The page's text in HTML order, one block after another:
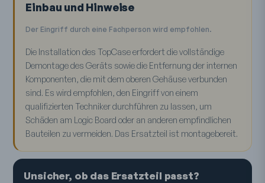
Einbau und Hinweise
Der Eingriff durch eine Fachperson wird empfohlen.
Die Installation des TopCase erfordert die vollständige
Demontage des Geräts sowie die Entfernung der internen
Komponenten, die mit dem oberen Gehäuse verbunden
sind. Es wird empfohlen, den Eingriff von einem
qualifizierten Techniker durchführen zu lassen, um
Schäden am Logic Board oder an anderen empfindlichen
Bauteilen zu vermeiden. Das Ersatzteil ist montagebereit.
Unsicher, ob das Ersatzteil passt?